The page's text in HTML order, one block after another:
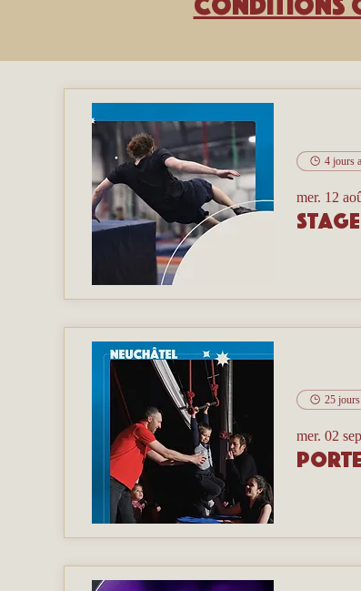
4 jours
mer. 12
25
mer. 02